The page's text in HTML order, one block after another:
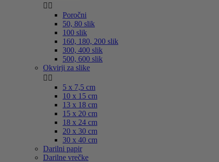
 
Poročni
50, 80 slik
100 slik
160, 180, 200 slik
300, 400 slik
500, 600 slik
Okvirji za slike
 
5 x 7,5 cm
10 x 15 cm
13 x 18 cm
15 x 20 cm
18 x 24 cm
20 x 30 cm
30 x 40 cm
Darilni papir
Darilne vrečke